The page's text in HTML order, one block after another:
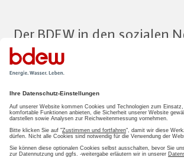
Der BDEW in den sozialen
Zum Mitgliederbereich
LOGIN